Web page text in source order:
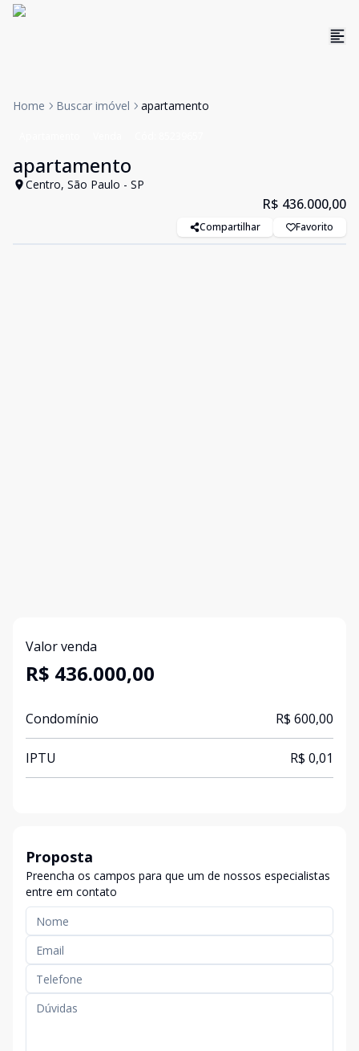
Home Buscar imóvel apartamento
apartamento
Centro, São Paulo - SP
R$ 436.000,00
Compartilhar Favorito
Valor venda
R$ 436.000,00
Condomínio R$ 600,00
IPTU R$ 0,01
Proposta
Preencha os campos para que um de nossos especialistas
entre em contato